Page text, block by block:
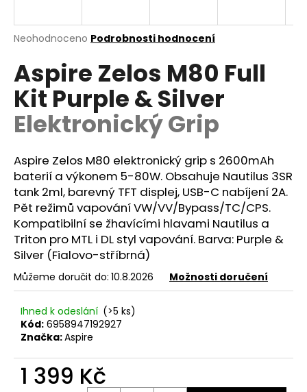
Průměrné
produktu
je
0,0
5
hvězdiček.
Neohodnoceno Podrobnosti hodnocení
Aspire Zelos M80 Full
Kit Purple & Silver
Elektronický Grip
Aspire Zelos M80 elektronický grip s 2600mAh
baterií a výkonem 5-80W. Obsahuje Nautilus 3SR
tank 2ml, barevný TFT displej, USB-C nabíjení 2A.
Pět režimů vapováníVW/VV/Bypass/TC/CPS.
Kompatibilní se žhavícími hlavami Nautilus a
Triton pro MTL i DL styl vapování. Barva: Purple &
Silver (Fialovo-stříbrná)
Můžeme doručit do: 10.8.2026 Možnosti doručení
Ihned k odeslání (>5 ks)
Kód: 6958947192927
Značka:Aspire
1 399 Kč
j
t
?
HLEDAT
D
o
p
o
r
u
č
u
e
m